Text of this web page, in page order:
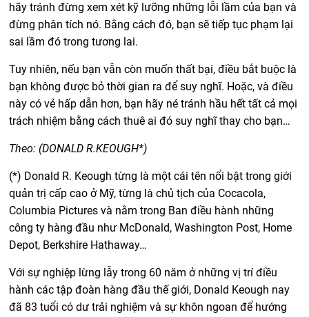
hãy tránh đừng xem xét kỹ lưỡng những lỗi lầm của bạn và
đừng phân tích nó. Bằng cách đó, bạn sẽ tiếp tục phạm lại
sai lầm đó trong tương lai.
Tuy nhiên, nếu bạn vẫn còn muốn thất bại, điều bắt buộc là
bạn không được bỏ thời gian ra để suy nghĩ. Hoặc, và điều
này có vẻ hấp dẫn hơn, bạn hãy né tránh hầu hết tất cả mọi
trách nhiệm bằng cách thuê ai đó suy nghĩ thay cho bạn…
Theo: (DONALD R.KEOUGH*)
(*) Donald R. Keough từng là một cái tên nổi bật trong giới
quản trị cấp cao ở Mỹ, từng là chủ tịch của Cocacola,
Columbia Pictures và nằm trong Ban điều hành những
công ty hàng đầu như McDonald, Washington Post, Home
Depot, Berkshire Hathaway…
Với sự nghiệp lừng lẫy trong 60 năm ở những vị trí điều
hành các tập đoàn hàng đầu thế giới, Donald Keough nay
đã 83 tuổi có dư trải nghiệm và sự khôn ngoan để hướng